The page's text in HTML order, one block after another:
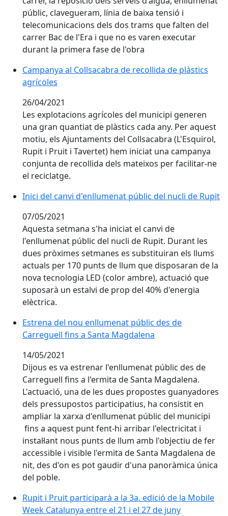
públic, clavegueram, línia de baixa tensió i
telecomunicacions dels dos trams que falten del
carrer Bac de l'Era i que no es varen executar
durant la primera fase de l'obra
Campanya al Collsacabra de recollida de plàstics
Campanya al Collsacabra de recollida de plàstics
agrícoles
26/04/2021
Les explotacions agrícoles del municipi generen
una gran quantiat de plàstics cada any. Per aquest
motiu, els Ajuntaments del Collsacabra (L'Esquirol,
Rupit i Pruit i Tavertet) hem iniciat una campanya
conjunta de recollida dels mateixos per facilitar-ne
el reciclatge.
Inici del canvi d'enllumenat públic del nucli de Rupit
Inici del canvi d'enllumenat públic del nucli de Rupit
07/05/2021
Aquesta setmana s'ha iniciat el canvi de
l'enllumenat públic del nucli de Rupit. Durant les
dues pròximes setmanes es substituiran els llums
actuals per 170 punts de llum que disposaran de la
nova tecnologia LED (color ambre), actuació que
suposarà un estalvi de prop del 40% d'energia
elèctrica.
Estrena del nou enllumenat públic des de Carreguell
Estrena del nou enllumenat públic des de
Carreguell fins a Santa Magdalena
14/05/2021
Dijous es va estrenar l'enllumenat públic des de
Carreguell fins a l'ermita de Santa Magdalena.
L'actuació, una de les dues propostes guanyadores
dels pressupostos participatius, ha consistit en
ampliar la xarxa d'enllumenat públic del municipi
fins a aquest punt fent-hi arribar l'electricitat i
instal·lant nous punts de llum amb l'objectiu de fer
accessible i visible l'ermita de Santa Magdalena de
nit, des d'on es pot gaudir d'una panoràmica única
del poble.
Rupit i Pruit participarà a la 3a. edició de la Mobile
Rupit i Pruit participarà a la 3a. edició de la Mobile
Week Catalunya entre el 21 i el 27 de juny